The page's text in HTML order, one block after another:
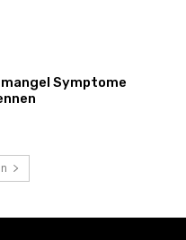
Symptome